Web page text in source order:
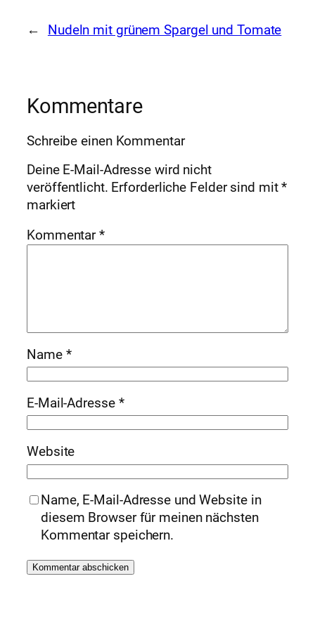
← Nudeln mit grünem Spargel und Tomate
Kommentare
Schreibe einen Kommentar
Deine E-Mail-Adresse wird nicht
veröffentlicht. Erforderliche Felder sind mit*
markiert
Kommentar*
Name *
E-Mail-Adresse *
Website
Name, E-Mail-Adresse und Website in
diesem Browser für meinen nächsten
Kommentar speichern.